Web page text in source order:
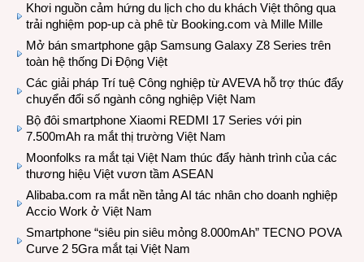
Khơi nguồn cảm hứng du lịch cho du khách Việt thông qua
trải nghiệm pop-up cà phê từ Booking.com và Mille Mille
Mở bán smartphone gập Samsung Galaxy Z8 Series trên
toàn hệ thống Di Động Việt
Các giải pháp Trí tuệ Công nghiệp từ AVEVA hỗ trợ thúc đẩy
chuyển đổi số ngành công nghiệp Việt Nam
Bộ đôi smartphone Xiaomi REDMI 17 Series với pin
7.500mAh ra mắt thị trường Việt Nam
Moonfolks ra mắt tại Việt Nam thúc đẩy hành trình của các
thương hiệu Việt vươn tầm ASEAN
Alibaba.com ra mắt nền tảng AI tác nhân cho doanh nghiệp
Accio Work ở Việt Nam
Smartphone “siêu pin siêu mỏng 8.000mAh” TECNO POVA
Curve 2 5Gra mắt tại Việt Nam